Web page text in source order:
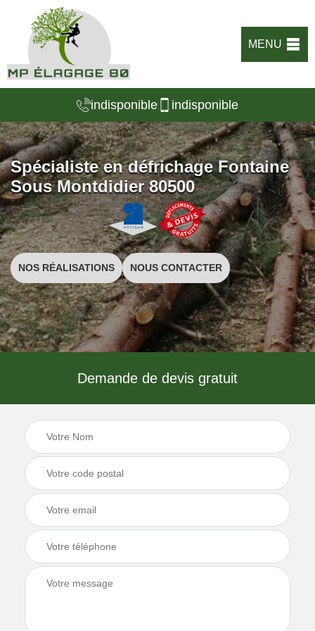
MENU
indisponible indisponible
Spécialiste en défrichage Fontaine
Sous Montdidier 80500
NOS RÉALISATIONS NOUS CONTACTER
Demande de devis gratuit